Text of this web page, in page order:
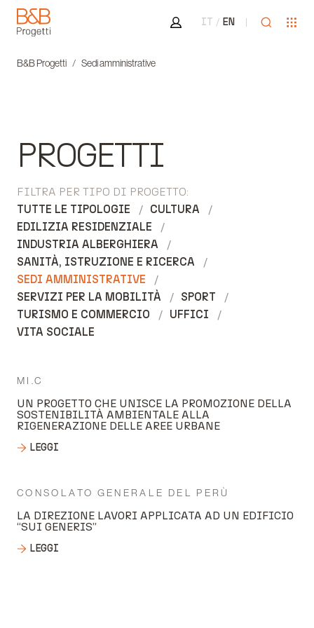
B&B Progetti
Area riservata
IT EN Apri
B&B Progetti Sedi amministrative
PROGETTI
FILTRA PER TIPO DI PROGETTO:
TUTTE LE TIPOLOGIE
CULTURA
EDILIZIA RESIDENZIALE
INDUSTRIA ALBERGHIERA
SANITÀ, ISTRUZIONE E RICERCA
SEDI AMMINISTRATIVE
SERVIZI PER LA MOBILITÀ
SPORT
TURISMO E COMMERCIO
UFFICI
VITA SOCIALE
MI.C
UN PROGETTO CHE UNISCE LA PROMOZIONE DELLA
SOSTENIBILITÀ AMBIENTALE ALLA
RIGENERAZIONE DELLE AREE URBANE
LEGGI
CONSOLATO GENERALE DEL PERÙ
LA DIREZIONE LAVORI APPLICATA AD UN EDIFICIO
“SUI GENERIS”
LEGGI